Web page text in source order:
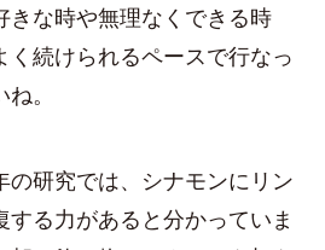
きな時や無理なくできる時
く続けられるペースで行なっ
。
の研究では、シナモンにリン
する力があると分かっていま